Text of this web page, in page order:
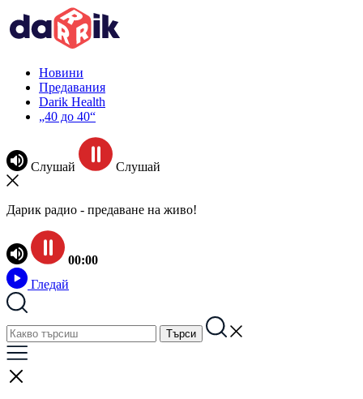
Новини
Предавания
Darik Health
„40 до 40“
Слушай Слушай
Дарик радио - предаване на живо!
00:00
Гледай